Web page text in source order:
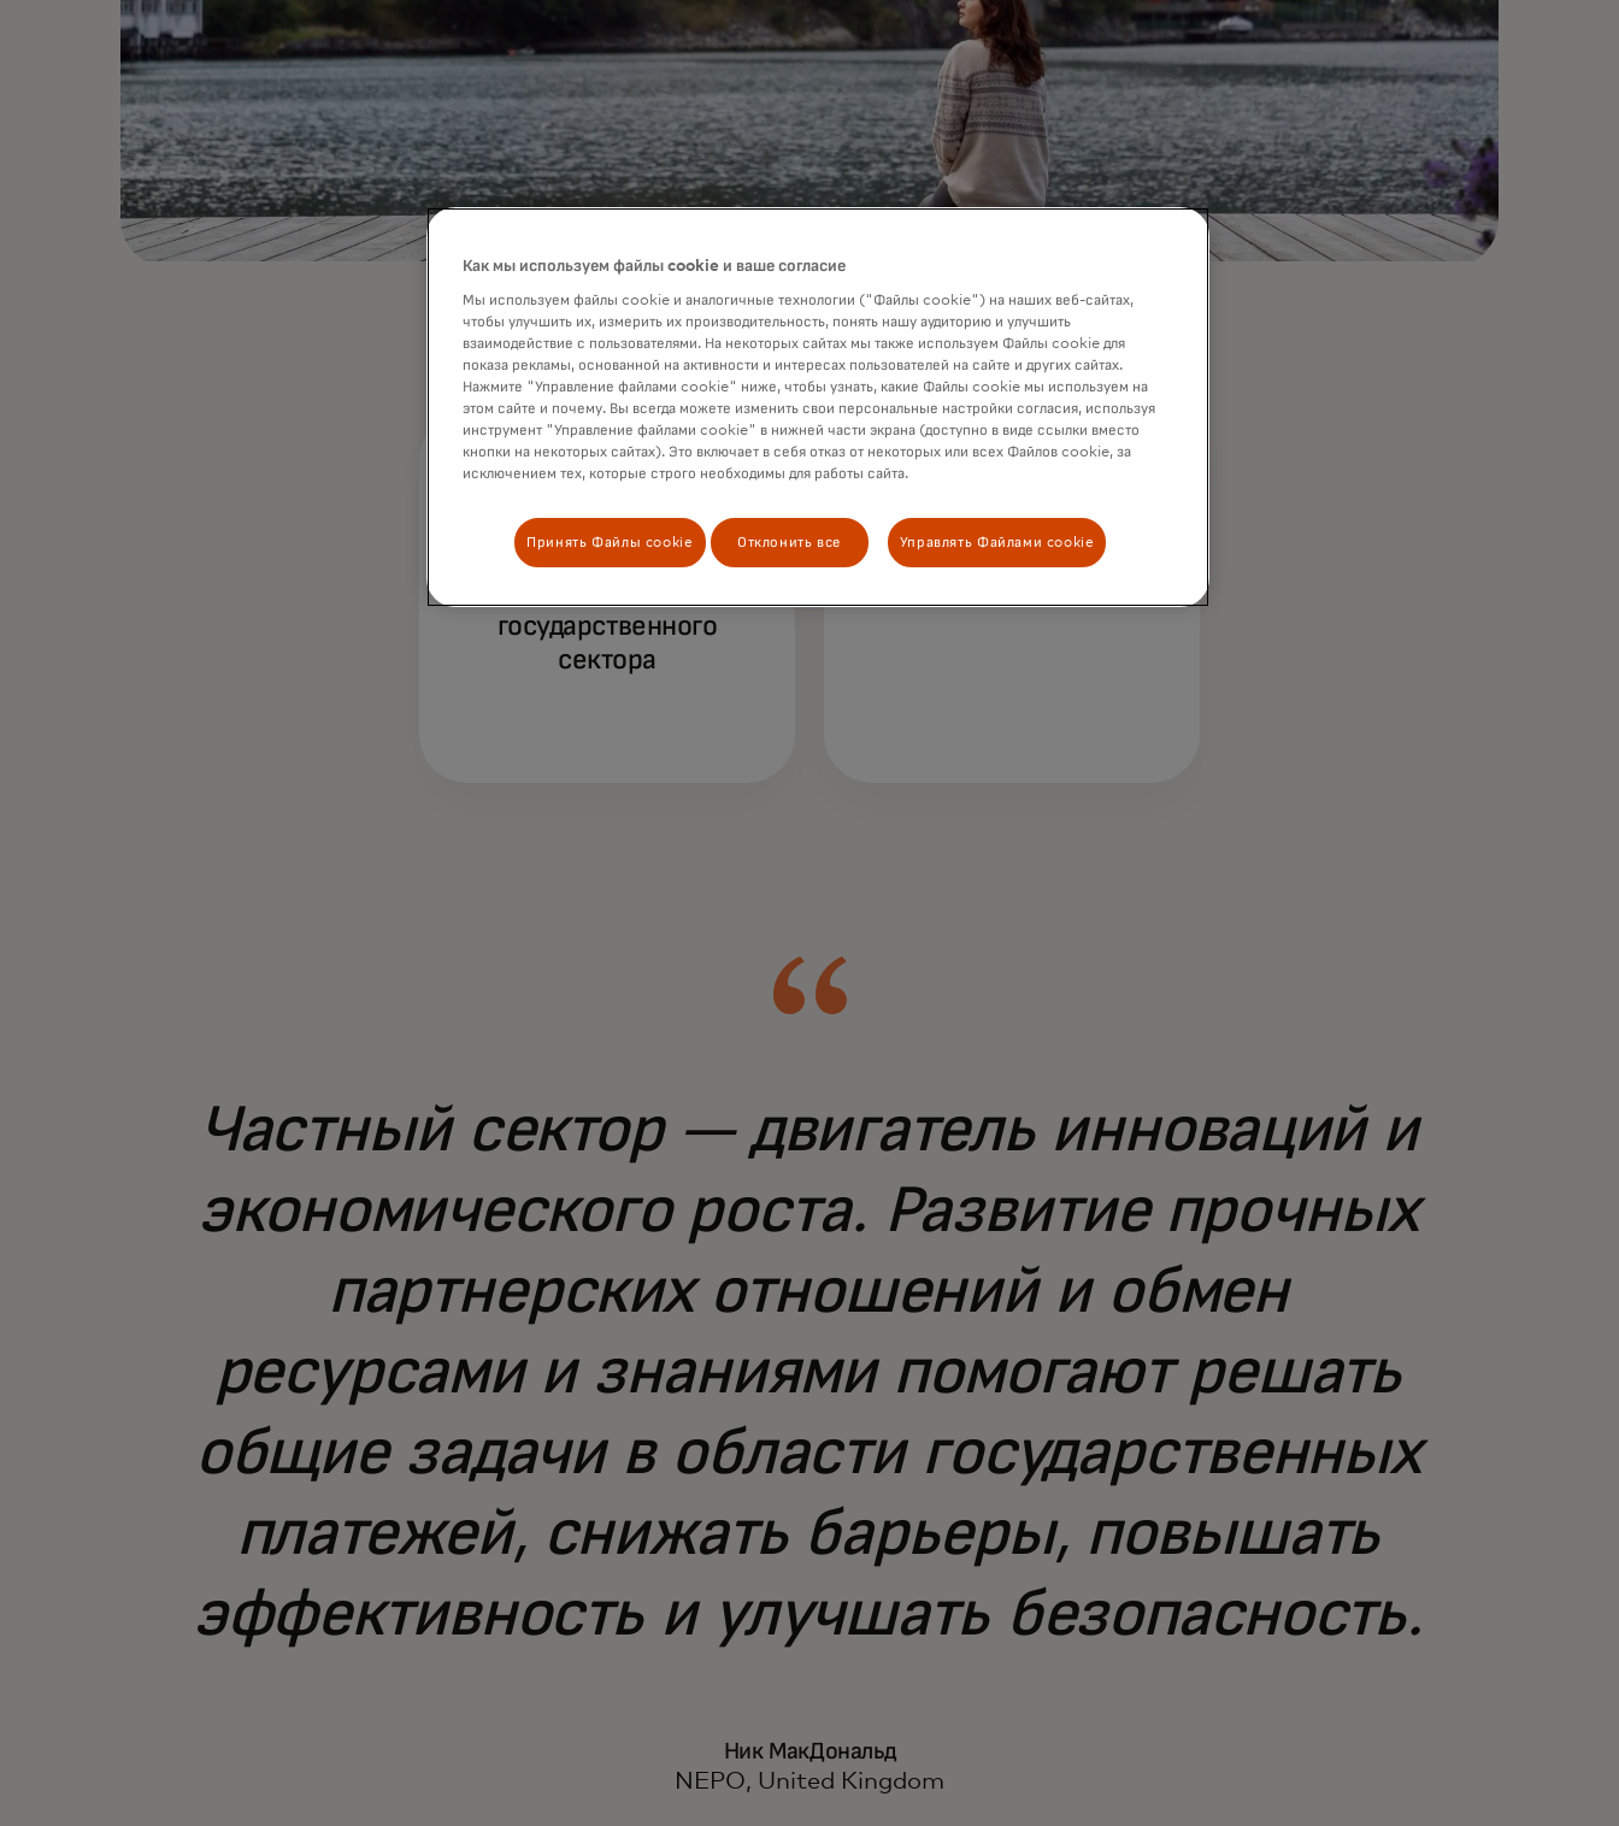
300+
государственного
сектора
135+
Частный сектор — двигатель инноваций и
экономического роста. Развитие прочных
партнерских отношений и обмен
ресурсами и знаниями помогают решать
общие задачи в области государственных
платежей, снижать барьеры, повышать
эффективность и улучшать безопасность.
Ник МакДональд
NEPO, United Kingdom
Как мы используем файлы cookie и ваше согласие
Мы используем файлы cookie и аналогичные технологии ("Файлы cookie") на наших веб-сайтах,
чтобы улучшить их, измерить их производительность, понять нашу аудиторию и улучшить
взаимодействие с пользователями. На некоторых сайтах мы также используем Файлы cookie для
показа рекламы, основанной на активности и интересах пользователей на сайте и других сайтах.
Нажмите "Управление файлами cookie" ниже, чтобы узнать, какие Файлы cookie мы используем на
этом сайте и почему. Вы всегда можете изменить свои персональные настройки согласия, используя
инструмент "Управление файлами cookie" в нижней части экрана (доступно в виде ссылки вместо
кнопки на некоторых сайтах). Это включает в себя отказ от некоторых или всех Файлов cookie, за
исключением тех, которые строго необходимы для работы сайта.
Принять Файлы cookie Отклонить все Управлять Файлами cookie